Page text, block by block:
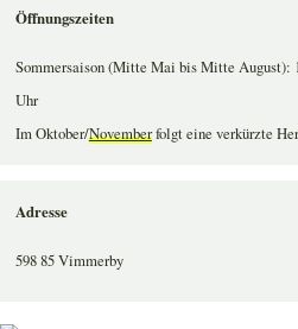
Öffnungszeiten
Sommersaison (Mitte Mai bis Mitte August):
Uhr
Im Oktober/Novemberfolgt eine verkürzte
Adresse
598 85 Vimmerby